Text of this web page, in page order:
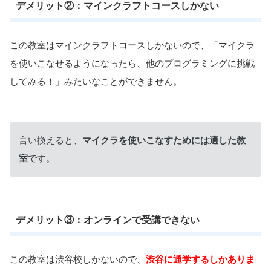
デメリット②：マインクラフトコースしかない
この教室はマインクラフトコースしかないので、「マイクラ
を使いこなせるようになったら、他のプログラミングに挑戦
してみる！」みたいなことができません。
言い換えると、 マイクラを使いこなすためには適した教
室です。
デメリット③：オンラインで受講できない
この教室は渋谷校しかないので、 渋谷に通学するしかありま